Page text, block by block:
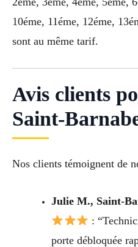
10éme, 11éme, 12éme,
sont au même tarif.
Avis clients
Saint-
Nos clients témoignent de
Julie M., Saint-
:
porte débloquée